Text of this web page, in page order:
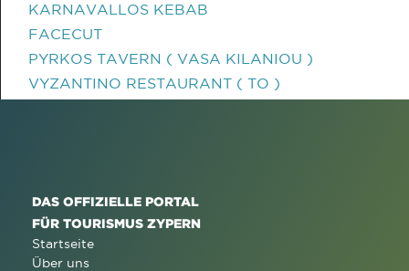
KARNAVALLOS KEBAB
FACECUT
PYRKOS TAVERN ( VASA KILANIOU )
VYZANTINO RESTAURANT ( TO )
DAS OFFIZIELLE PORTAL
FÜR TOURISMUS ZYPERN
Startseite
Über uns